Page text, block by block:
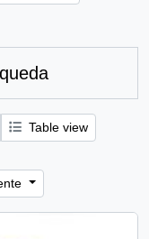
Table view